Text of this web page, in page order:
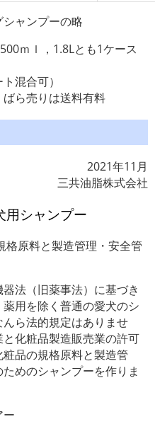
ャンプーの略
ｌ，1.8Lとも1ケース
混合可）
ら売りは送料有料
2021年11月
三共油脂株式会社
用シャンプー
原料と製造管理・安全管
法（旧薬事法）に基づき
用を除く普通の愛犬のシ
ら法的規定はありませ
化粧品製造販売業の許可
品の規格原料と製造管
めのシャンプーを作りま